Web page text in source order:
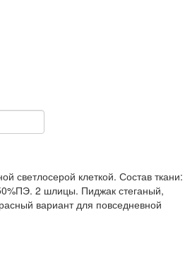
светлосерой клеткой. Состав ткани:
2 шлицы. Пиджак стеганый,
вариант для повседневной